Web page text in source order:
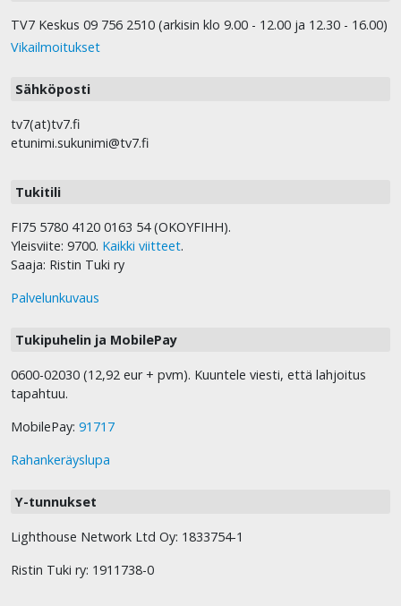
TV7 Keskus 09 756 2510 (arkisin klo 9.00 - 12.00 ja 12.30 - 16.00)
Vikailmoitukset
Sähköposti
tv7(at)tv7.fi
etunimi.sukunimi@tv7.fi
Tukitili
FI75 5780 4120 0163 54 (OKOYFIHH).
Yleisviite: 9700. Kaikki viitteet.
Saaja: Ristin Tuki ry
Palvelunkuvaus
Tukipuhelin ja MobilePay
0600-02030 (12,92 eur + pvm). Kuuntele viesti, että lahjoitus
tapahtuu.
MobilePay: 91717
Rahankeräyslupa
Y-tunnukset
Lighthouse Network Ltd Oy: 1833754-1
Ristin Tuki ry: 1911738-0